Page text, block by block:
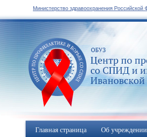
Министерство здравоохранения Российской
Главная страница Об учреждении